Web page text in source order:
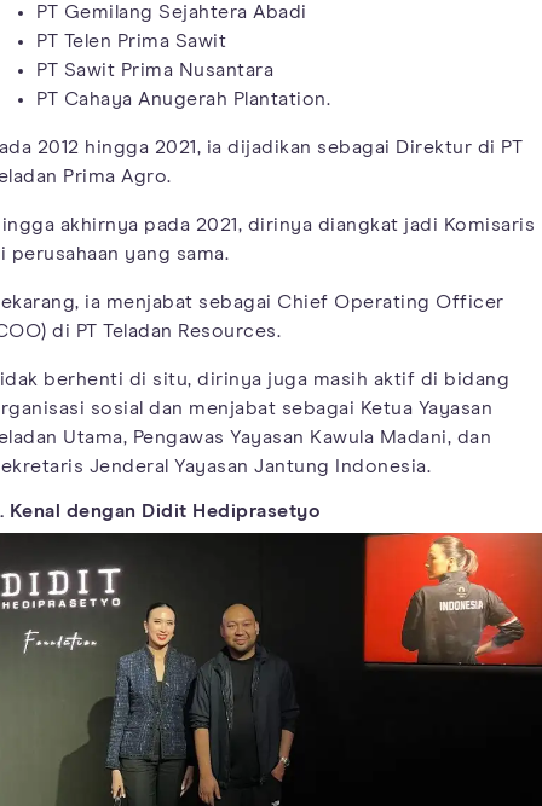
PT Gemilang Sejahtera Abadi
PT Telen Prima Sawit
PT Sawit Prima Nusantara
PT Cahaya Anugerah Plantation.
2012 hingga 2021, ia dijadikan sebagai Direktur di PT
Prima Agro.
akhirnya pada 2021, dirinya diangkat jadi Komisaris
perusahaan yang sama.
ia menjabat sebagai Chief Operating Officer
di PT Teladan Resources.
berhenti di situ, dirinya juga masih aktif di bidang
sosial dan menjabat sebagai Ketua Yayasan
Utama, Pengawas Yayasan Kawula Madani, dan
Jenderal Yayasan Jantung Indonesia.
Kenal dengan Didit Hediprasetyo